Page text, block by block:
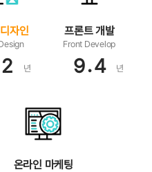
자인
2 년
프론트 개발
Front Develop
9.4 년
온라인 마케팅